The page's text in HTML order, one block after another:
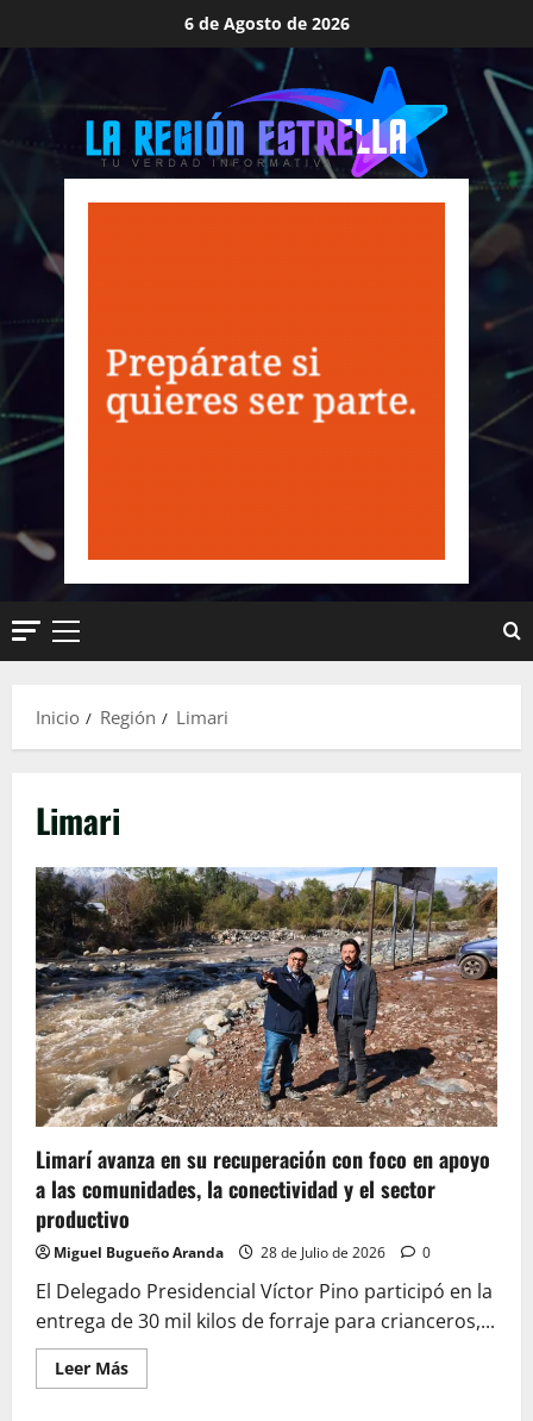
al
contenido
6 de Agosto de 2026
Menú
Inicio
Región Limari
Limari
Limarí avanza en su recuperación con foco en apoyo
a las comunidades, la conectividad y el sector
productivo
Miguel Bugueño Aranda 28 de Julio de 2026 0
El Delegado Presidencial Víctor Pino participó en la
entrega de 30 mil kilos de forraje para crianceros,...
Leer MásLeer
más